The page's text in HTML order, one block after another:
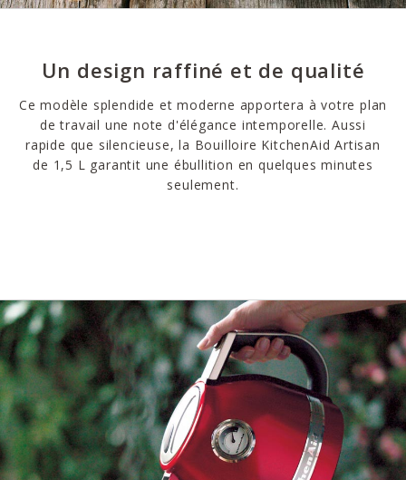
Un design raffiné et de qualité
Ce modèle splendide et moderne apportera à votre plan
de travail une note d'élégance intemporelle. Aussi
rapide que silencieuse, la Bouilloire KitchenAid Artisan
de 1,5 L garantit une ébullition en quelques minutes
seulement.